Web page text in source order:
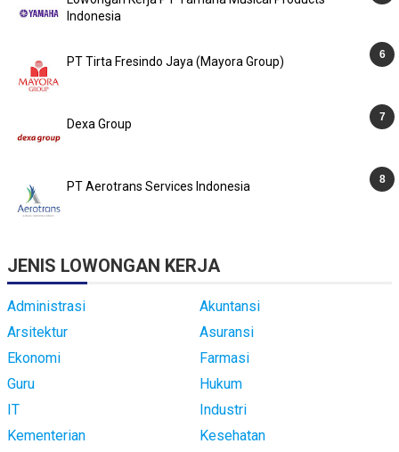
Indonesia
PT Tirta Fresindo Jaya (Mayora Group)
Dexa Group
PT Aerotrans Services Indonesia
JENIS LOWONGAN KERJA
Administrasi
Akuntansi
Arsitektur
Asuransi
Ekonomi
Farmasi
Guru
Hukum
IT
Industri
Kementerian
Kesehatan